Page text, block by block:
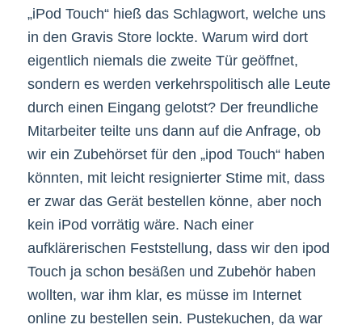
„iPod Touch“ hieß das Schlagwort, welche uns
in den Gravis Store lockte. Warum wird dort
eigentlich niemals die zweite Tür geöffnet,
sondern es werden verkehrspolitisch alle Leute
durch einen Eingang gelotst? Der freundliche
Mitarbeiter teilte uns dann auf die Anfrage, ob
wir ein Zubehörset für den „ipod Touch“ haben
könnten, mit leicht resignierter Stime mit, dass
er zwar das Gerät bestellen könne, aber noch
kein iPod vorrätig wäre. Nach einer
aufklärerischen Feststellung, dass wir den ipod
Touch ja schon besäßen und Zubehör haben
wollten, war ihm klar, es müsse im Internet
online zu bestellen sein. Pustekuchen, da war